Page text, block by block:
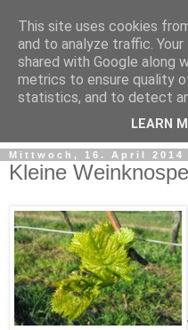
Mittwoch, 16. April 2014
Kleine
This site uses cookies
and to analyze traffic.
shared with Google along
metrics to ensure quality
statistics, and to detect
LEARN